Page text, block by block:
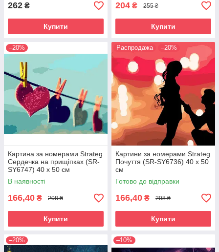
262 ₴
Купити
204 ₴ 255 ₴
Купити
–20%
Картина за номерами Strateg
Сердечка на прищіпках (SR-
SY6747) 40 х 50 см
В наявності
166,40 ₴ 208 ₴
Купити
Распродажа –20%
Картини за номерами Strateg
Почуття (SR-SY6736) 40 х 50
см
Готово до відправки
166,40 ₴ 208 ₴
Купити
–20% –10%